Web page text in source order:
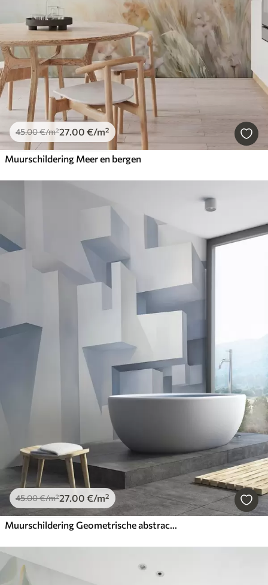
45.00€/m²27.00 €/m²
Muurschildering Meer en bergen
45.00€/m²27.00 €/m²
Muurschildering Geometrische abstractie